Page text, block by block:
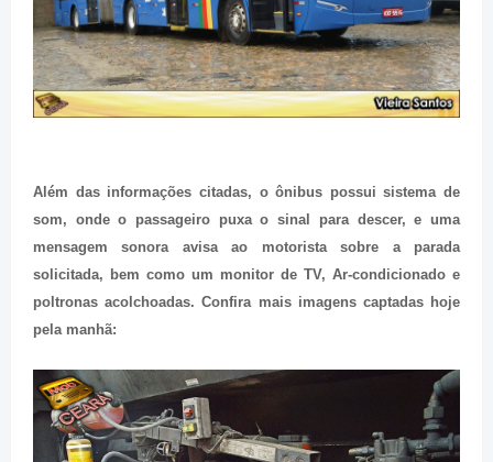
Além das informações citadas, o ônibus possui sistema de
som, onde o passageiro puxa o sinal para descer, e uma
mensagem sonora avisa ao motorista sobre a parada
solicitada, bem como um monitor de TV, Ar-condicionado e
poltronas acolchoadas. Confira mais imagens captadas hoje
pela manhã: